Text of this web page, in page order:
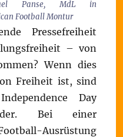
Panse, MdL in
Football Montur
Pressefreiheit
– von
Wenn dies
Freiheit ist, sind
Day
Bei einer
Ausrüstung